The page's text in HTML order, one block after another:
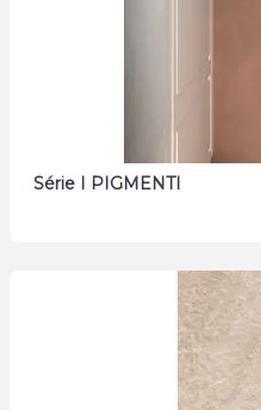
Série I PIGMENTI